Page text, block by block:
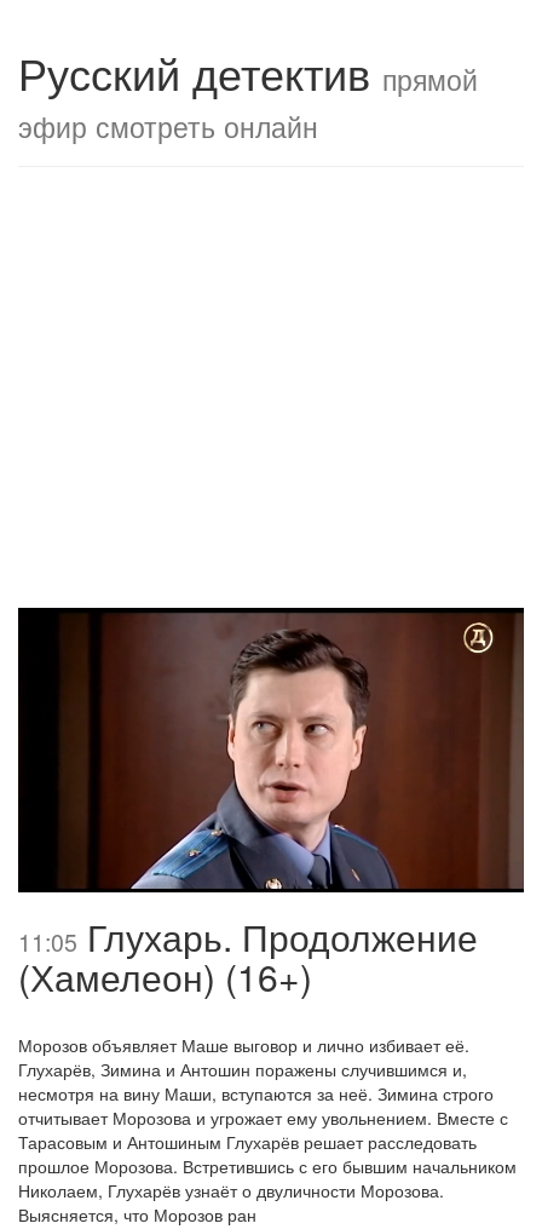
Русский детектив прямой
эфир смотреть онлайн
11:05 Глухарь. Продолжение
(Хамелеон) (16+)
Морозов объявляет Маше выговор и лично избивает её.
Глухарёв, Зимина и Антошин поражены случившимся и,
несмотря на вину Маши, вступаются за неё. Зимина строго
отчитывает Морозова и угрожает ему увольнением. Вместе с
Тарасовым и Антошиным Глухарёв решает расследовать
прошлое Морозова. Встретившись с его бывшим начальником
Николаем, Глухарёв узнаёт о двуличности Морозова.
Выясняется, что Морозов ран